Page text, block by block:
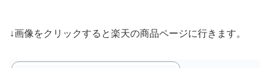
↓画像をクリックすると楽天の商品ページに行きます。